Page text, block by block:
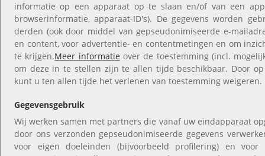
informatie op een apparaat op te slaan en/of van een
browserinformatie, apparaat-ID's). De gegevens worden
derden (ook door middel van gepseudonimiseerde e-
en content, voor advertentie- en contentmetingen en om
te krijgen.Meer informatie over de toestemming (incl.
om deze in te stellen zijn te allen tijde beschikbaar. Door
kunt u ten allen tijde het verlenen van toestemming weigeren.
Gegevensgebruik
Wij werken samen met partners die vanaf uw eindapparaat
door ons verzonden gepseudonimiseerde gegevens
voor eigen doeleinden (bijvoorbeeld profilering) en